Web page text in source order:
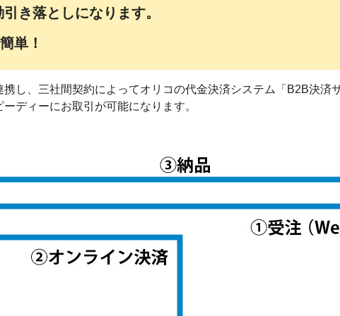
き落としになります。
単！
し、三社間契約によってオリコの代金決済システム「B2B決済
ディーにお取引が可能になります。